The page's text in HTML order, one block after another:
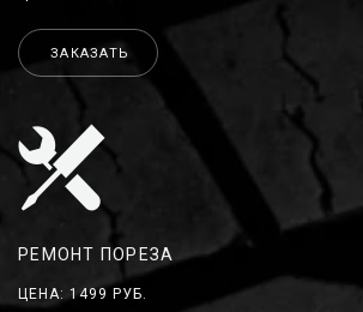
ЗАКАЗАТЬ
РЕМОНТ ПОРЕЗА
ЦЕНА: 1499 РУБ.